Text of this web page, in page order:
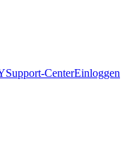
Support-CenterEinloggen